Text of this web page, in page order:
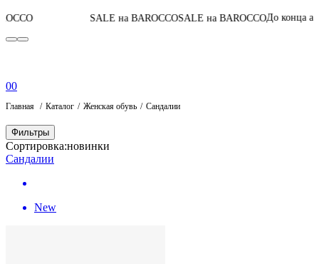
SALE на BAROCCO SALE на BAROCCO До конца акции07:07:00
00
Главная Каталог Женская обувь Сандалии
Фильтры
Сортировка:новинки
Сандалии
New